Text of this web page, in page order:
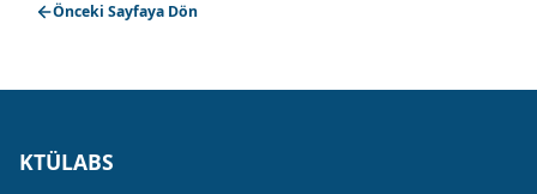
Önceki Sayfaya Dön
KTÜLABS